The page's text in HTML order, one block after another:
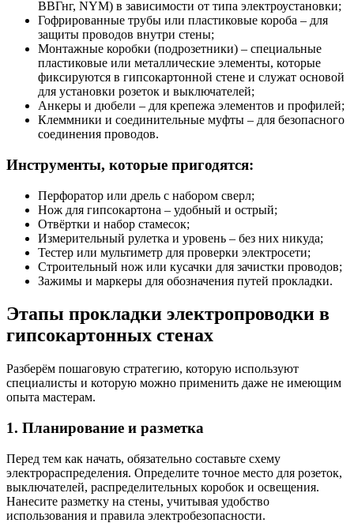
ВВГнг, NYM) в зависимости от типа электроустановки;
Гофрированные трубы или пластиковые короба – для
защиты проводов внутри стены;
Монтажные коробки (подрозетники) – специальные
пластиковые или металлические элементы, которые
фиксируются в гипсокартонной стене и служат основой
для установки розеток и выключателей;
Анкеры и дюбели – для крепежа элементов и профилей;
Клеммники и соединительные муфты – для безопасного
соединения проводов.
Инструменты, которые пригодятся:
Перфоратор или дрель с набором сверл;
Нож для гипсокартона – удобный и острый;
Отвёртки и набор стамесок;
Измерительный рулетка и уровень – без них никуда;
Тестер или мультиметр для проверки электросети;
Строительный нож или кусачки для зачистки проводов;
Зажимы и маркеры для обозначения путей прокладки.
Этапы прокладки электропроводки в
гипсокартонных стенах
Разберём пошаговую стратегию, которую используют
специалисты и которую можно применить даже не имеющим
опыта мастерам.
1. Планирование и разметка
Перед тем как начать, обязательно составьте схему
электрораспределения. Определите точное место для розеток,
выключателей, распределительных коробок и освещения.
Нанесите разметку на стены, учитывая удобство
использования и правила электробезопасности.